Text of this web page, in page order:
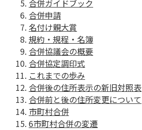
合併ガイドブック
合併申請
名付け親大賞
規約・規程・名簿
合併協議会の概要
合併協定調印式
これまでの歩み
合併後の住所表示の新旧対照表
合併前と後の住所変更について
市町村合併
6市町村合併の変遷